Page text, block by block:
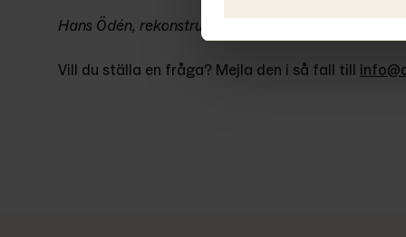
Hans Ödén, rekonstruktör och konkursförvaltare
Vill du ställa en fråga? Mejla den i så fall till